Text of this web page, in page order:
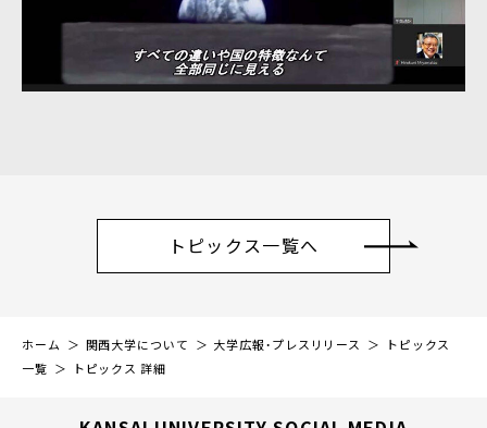
トピックス一覧へ
ホーム 関西大学について 大学広報・プレスリリース
トピックス
一覧
トピックス 詳細